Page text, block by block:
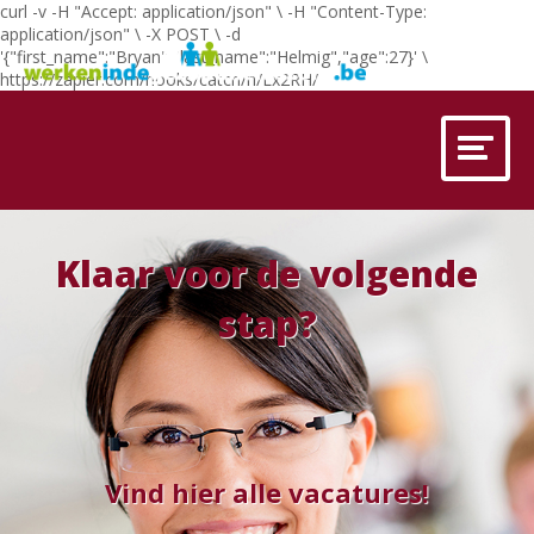
curl -v -H "Accept: application/json" \ -H "Content-Type:
application/json" \ -X POST \ -d
'{"first_name":"Bryan","last_name":"Helmig","age":27}' \
https://zapier.com/hooks/catch/n/Lx2RH/
Klaar voor de volgende
stap?
Vind hier alle vacatures!